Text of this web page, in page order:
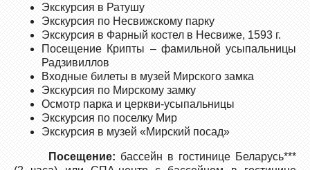
Экскурсия в Ратушу
Экскурсия по Несвижскому парку
Экскурсия в Фарный костел в Несвиже, 1593 г.
Посещение Крипты – фамильной усыпальницы
Радзивиллов
Входные билеты в музей Мирского замка
Экскурсия по Мирскому замку
Осмотр парка и церкви-усыпальницы
Экскурсия по поселку Мир
Экскурсия в музей «Мирский посад»
Посещение: бассейн в гостинице Беларусь***